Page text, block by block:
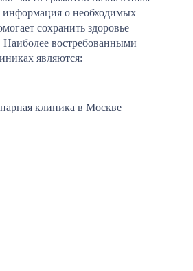
информация о необходимых
сохранить здоровье
востребованными
являются: